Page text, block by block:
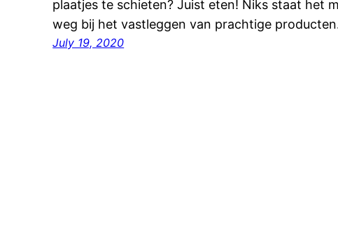
plaatjes te schieten? Juist eten! Niks staat het
weg bij het vastleggen van prachtige
July 19, 2020